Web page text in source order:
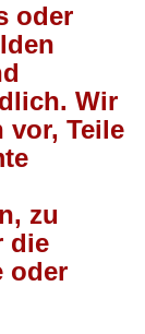
oder
Wir
vor, Teile
zu
die
oder